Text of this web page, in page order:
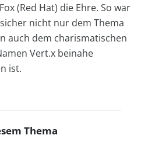
(Red Hat) die Ehre. So war
nicht nur dem Thema
auch dem charismatischen
Vert.x beinahe
ist.
Thema